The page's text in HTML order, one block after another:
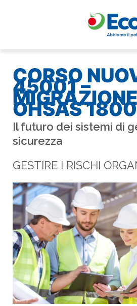
OHSAS
GESTIRE I RISCHI
OBIETTIVI E
Ridurre gli infortuni, ed il
lavoro Conformarsi ai
soddisfare gli standard di
Tutelare la reputazione del